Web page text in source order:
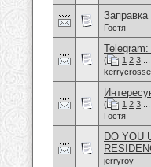
Заправка
Гостя
( 1 2 3
( 1 2 3
Гостя
DO YOU
jerryroy